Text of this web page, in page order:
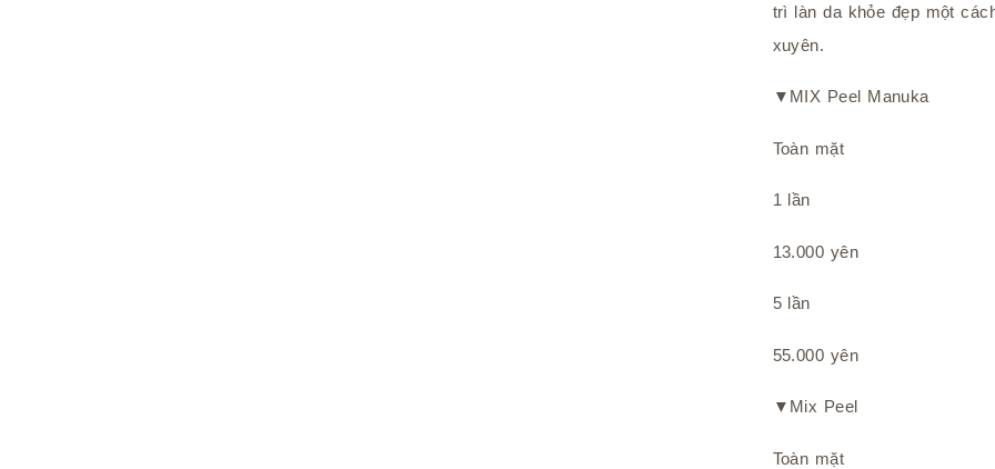
trì làn da khỏe đẹp một
xuyên.
▼MIX Peel Manuka
Toàn mặt
1 lần
13.000 yên
5 lần
55.000 yên
▼Mix Peel
Toàn mặt